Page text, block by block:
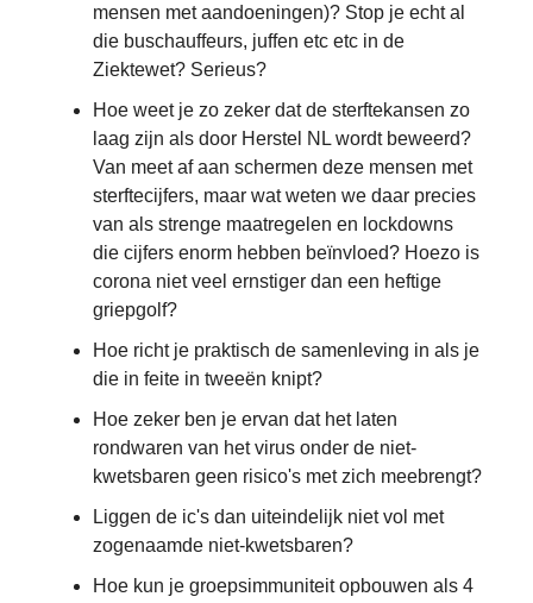
mensen met aandoeningen)? Stop je echt al
die buschauffeurs, juffen etc etc in de
Ziektewet? Serieus?
Hoe weet je zo zeker dat de sterftekansen zo
laag zijn als door Herstel NL wordt beweerd?
Van meet af aan schermen deze mensen met
sterftecijfers, maar wat weten we daar precies
van als strenge maatregelen en lockdowns
die cijfers enorm hebben beïnvloed? Hoezo is
corona niet veel ernstiger dan een heftige
griepgolf?
Hoe richt je praktisch de samenleving in als je
die in feite in tweeën knipt?
Hoe zeker ben je ervan dat het laten
rondwaren van het virus onder de niet-
kwetsbaren geen risico's met zich meebrengt?
Liggen de ic's dan uiteindelijk niet vol met
zogenaamde niet-kwetsbaren?
Hoe kun je groepsimmuniteit opbouwen als 4